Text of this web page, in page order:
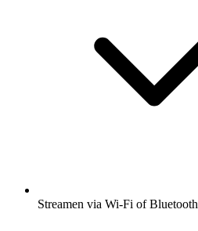
Streamen via Wi-Fi of Bluetooth